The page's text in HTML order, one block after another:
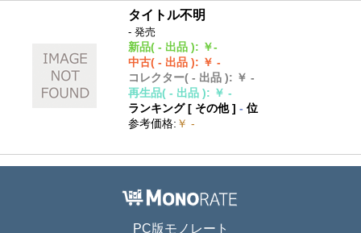
タイトル不明
- 発売
新品( - 出品 ): ￥-
中古( - 出品 ): ￥ -
コレクター( - 出品 ): ￥ -
再生品( - 出品 ): ￥ -
ランキング [ その他]- 位
参考価格: ￥ -
PC版モノレート